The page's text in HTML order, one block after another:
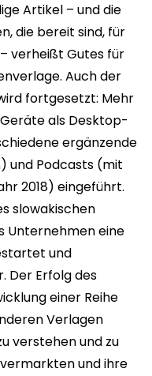
Artikel – und die
die bereit sind, für
verheißt Gutes für
Auch der
fortgesetzt: Mehr
als Desktop-
ergänzende
und Podcasts (mit
2018) eingeführt.
slowakischen
Unternehmen eine
und
Der Erfolg des
einer Reihe
Verlagen
verstehen und zu
und ihre